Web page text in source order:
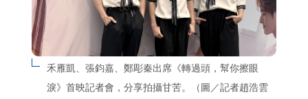
禾雁凱、張鈞嘉、鄭彫秦出席《轉過頭，幫你擦眼
淚》首映記者會，分享拍攝甘苦。（圖／記者趙浩雲